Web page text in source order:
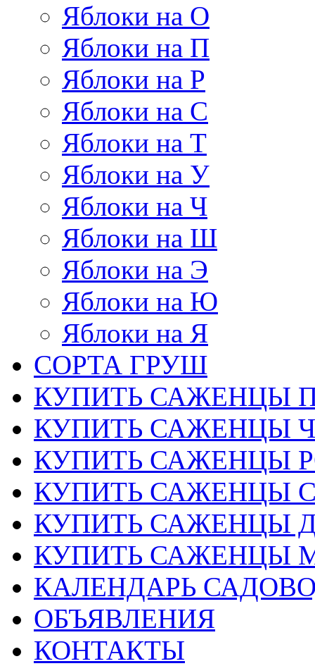
Яблоки на О
Яблоки на П
Яблоки на Р
Яблоки на С
Яблоки на Т
Яблоки на У
Яблоки на Ч
Яблоки на Ш
Яблоки на Э
Яблоки на Ю
Яблоки на Я
СОРТА ГРУШ
КУПИТЬ САЖЕНЦЫ
КУПИТЬ САЖЕНЦЫ
КУПИТЬ САЖЕНЦЫ
КУПИТЬ САЖЕНЦЫ
КУПИТЬ САЖЕНЦЫ
КУПИТЬ САЖЕНЦЫ
КАЛЕНДАРЬ
ОБЪЯВЛЕНИЯ
КОНТАКТЫ